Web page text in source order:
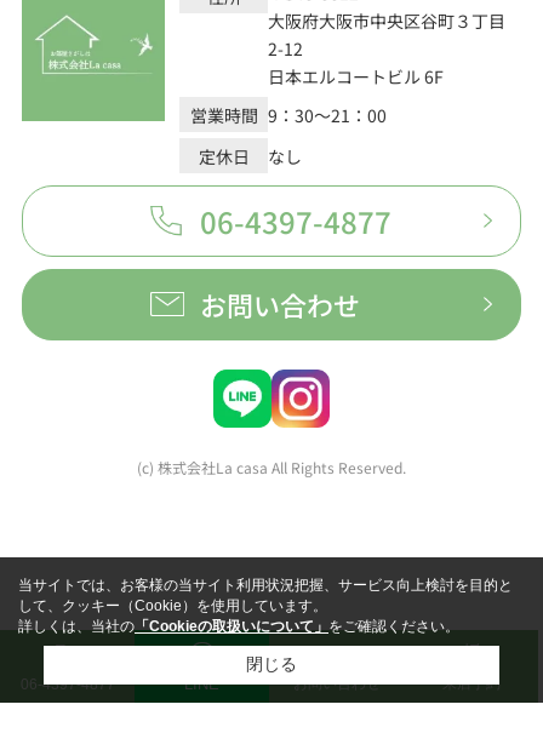
大阪府大阪市中央区谷町３丁目
2-12
日本エルコートビル 6F
営業時間 9：30～21：00
定休日
なし
06-4397-4877
お問い合わせ
(c) 株式会社La casa All Rights Reserved.
06-4397-4877 LINE お問い合わせ 来店予約
当サイトでは、お客様の当サイト利用状況把握、サービス向上検討を目的と
して、クッキー（Cookie）を使用しています。
詳しくは、当社の「Cookieの取扱いについて」をご確認ください。
閉じる